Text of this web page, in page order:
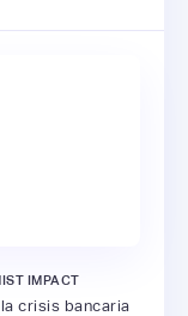
IMPACT
crisis bancaria